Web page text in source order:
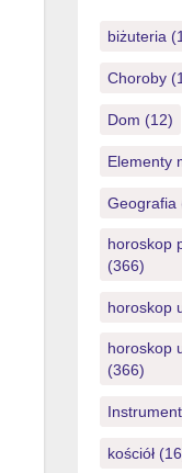
ar fi acolo
au […]
biżuteria
Choroby
Dom (12)
Elementy
Geografia
horoskop
(366)
horoskop
horoskop
(366)
kościół